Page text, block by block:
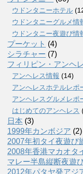
ウドンタニーホテル
ウドンタニーグルメ情
ウドンタニー夜遊び情
プーケット (4)
シラチャー (7)
フィリピン・アンヘ
アンヘレス情報 (14)
アンへレスホテルレポ
アンヘレスグルメレポ
はじめてのアンヘレス
日本 (3)
1999年カンボジア (2)
2007年初タイ夜遊び
2008年香港マカオタ
マレー半島縦断夜遊
2012年パタヤ発アジ